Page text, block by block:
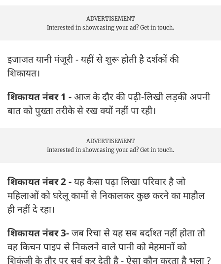
ADVERTISEMENT
Interested in showcasing your ad? Get in touch.
इजाजत यानी मंजूरी - यहीं से शुरू होती है दर्शकों की
शिकायत।
शिकायत नंबर 1 -आज के दौर की पढ़ी-लिखी लड़की अपनी
बात को पुख्ता तरीके से रख क्यों नहीं पा रही।
ADVERTISEMENT
Interested in showcasing your ad? Get in touch.
शिकायत नंबर 2 -यह कैसा पढ़ा लिखा परिवार है जो
महिलाओं को घरेलू कामों से निकालकर कुछ करने का माहौल
ही नहीं दे रहा।
शिकायत नंबर 3-जब रिचा से यह सब बर्दाश्त नहीं होता तो
वह किचन पाइप से निकलने वाले पानी को मेहमानों को
शिकंजी के तौर पर सर्व कर देती है - ऐसा कौन करता है भला ?